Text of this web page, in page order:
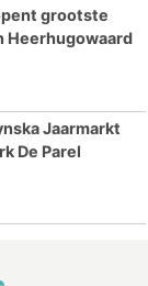
grootste
Heerhugowaard
Jaarmarkt
De Parel